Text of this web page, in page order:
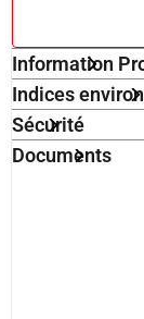
Information
Indices
Sécurité
Documents